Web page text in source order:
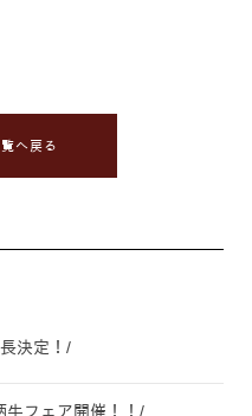
へ戻る
決定！/
牛フェア開催！！/